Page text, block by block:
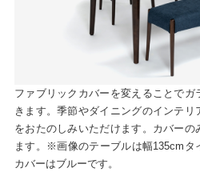
ファブリックカバーを変えることで
きます。季節やダイニングのインテリ
をおたのしみいただけます。カバーの
ます。※画像のテーブルは幅135cmタ
カバーはブルーです。